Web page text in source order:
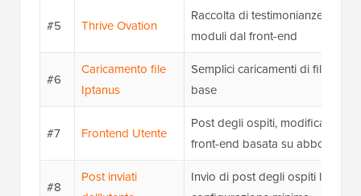
#5 Thrive Ovation
Raccolta di testimonianze e
moduli dal front-end
#6
Caricamento file
Iptanus
Semplici caricamenti di file dal
base
#7 Frontend Utente
Post degli ospiti, modifica del
front-end basata su
#8
Post inviati
Invio di post degli ospiti